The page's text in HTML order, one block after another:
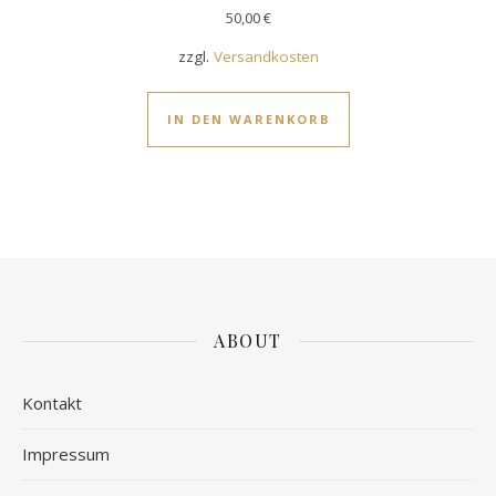
50,00€
zzgl. Versandkosten
IN DEN WARENKORB
ABOUT
Kontakt
Impressum